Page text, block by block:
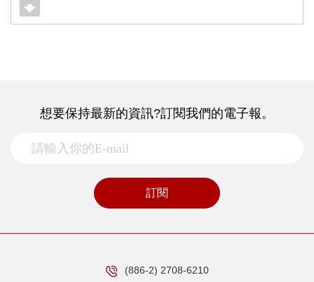
想要保持最新的資訊?訂閱我們的電子報。
訂閱
(886-2) 2708-6210